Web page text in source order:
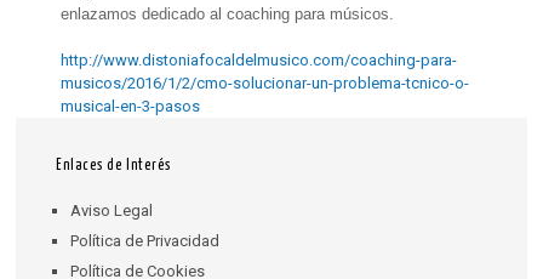
enlazamos dedicado al coaching para músicos.
http://www.distoniafocaldelmusico.com/coaching-para-
musicos/2016/1/2/cmo-solucionar-un-problema-tcnico-o-
musical-en-3-pasos
Enlaces de Interés
Aviso Legal
Política de Privacidad
Política de Cookies